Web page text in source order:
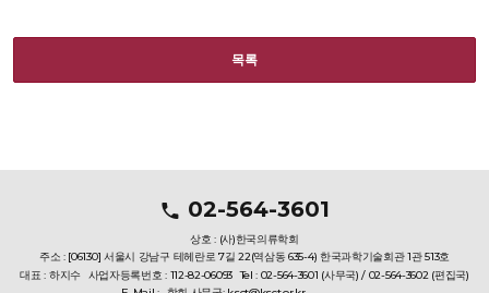
목록
02-564-3601
상호 : (사)한국의류학회
주소 : [06130] 서울시 강남구 테헤란로 7길 22(역삼동 635-4) 한국과학기술회관 1관 513호
대표 : 하지수 사업자등록번호 : 112-82-06093 Tel : 02-564-3601 (사무국) / 02-564-3602 (편집국)